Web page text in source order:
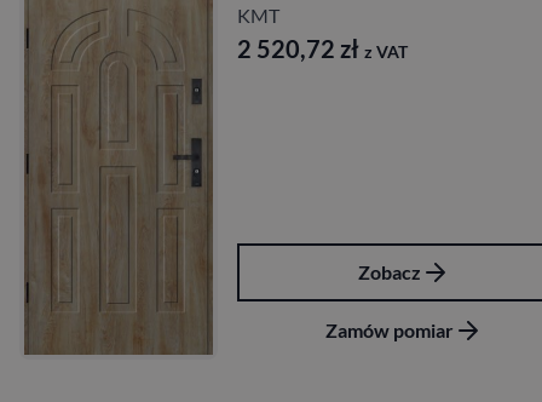
KMT
2 520,72 zł z VAT
Zobacz
Zamów pomiar